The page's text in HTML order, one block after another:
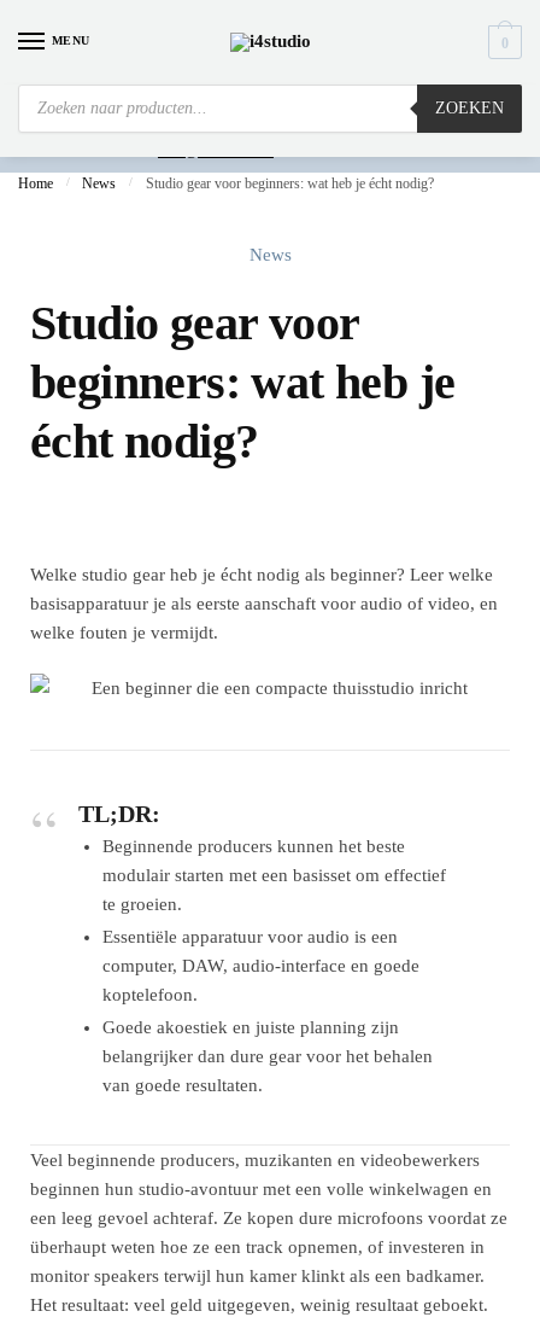
MENU
ZOEKEN
0
Home / News / Studio gear voor beginners: wat heb je écht nodig?
News
Studio gear voor
beginners: wat heb je
écht nodig?
Welke studio gear heb je écht nodig als beginner? Leer welke
basisapparatuur je als eerste aanschaft voor audio of video, en
welke fouten je vermijdt.
TL;DR:
Beginnende producers kunnen het beste
modulair starten met een basisset om effectief
te groeien.
Essentiële apparatuur voor audio is een
computer, DAW, audio-interface en goede
koptelefoon.
Goede akoestiek en juiste planning zijn
belangrijker dan dure gear voor het behalen
van goede resultaten.
Veel beginnende producers, muzikanten en videobewerkers
beginnen hun studio-avontuur met een volle winkelwagen en
een leeg gevoel achteraf. Ze kopen dure microfoons voordat ze
überhaupt weten hoe ze een track opnemen, of investeren in
monitor speakers terwijl hun kamer klinkt als een badkamer.
Het resultaat: veel geld uitgegeven, weinig resultaat geboekt.